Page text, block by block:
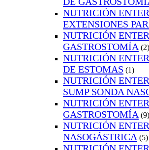
NUTRICIÓN
EXTENSIONES
NUTRICIÓN
GASTROSTOMÍA (2)
NUTRICIÓN
DE ESTOMAS (1)
NUTRICIÓN
SUMP SONDA
NUTRICIÓN
GASTROSTOMÍA (9)
NUTRICIÓN
NASOGÁSTRICA (5)